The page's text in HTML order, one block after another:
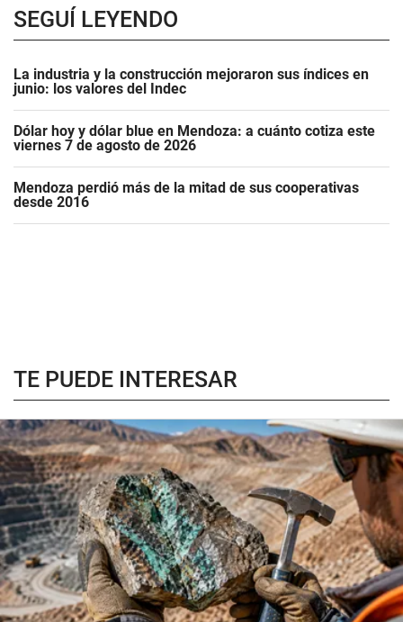
SEGUÍ LEYENDO
La industria y la construcción mejoraron sus índices en
junio: los valores del Indec
Dólar hoy y dólar blue en Mendoza: a cuánto cotiza este
viernes 7 de agosto de 2026
Mendoza perdió más de la mitad de sus cooperativas
desde 2016
TE PUEDE INTERESAR